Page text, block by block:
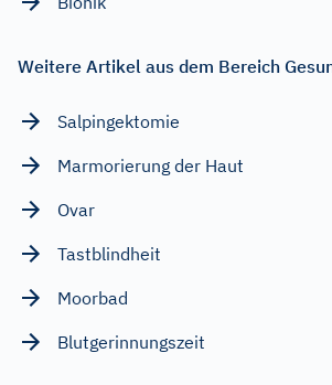
Weitere Artikel aus dem Bereich
Salpingektomie
Marmorierung der Haut
Ovar
Tastblindheit
Moorbad
Blutgerinnungszeit